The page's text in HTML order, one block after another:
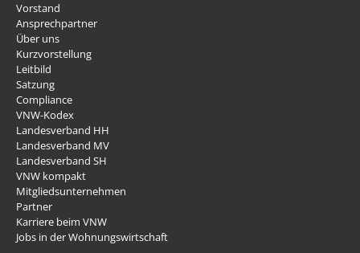
Vorstand
Ansprechpartner
Über uns
Kurzvorstellung
Leitbild
Satzung
Compliance
VNW-Kodex
Landesverband HH
Landesverband MV
Landesverband SH
VNW kompakt
Mitgliedsunternehmen
Partner
Karriere beim VNW
Jobs in der Wohnungswirtschaft